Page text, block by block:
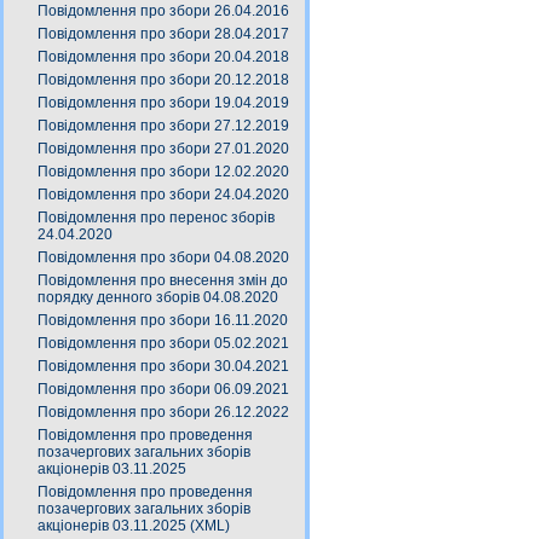
Повідомлення про збори 26.04.2016
Повідомлення про збори 28.04.2017
Повідомлення про збори 20.04.2018
Повідомлення про збори 20.12.2018
Повідомлення про збори 19.04.2019
Повідомлення про збори 27.12.2019
Повідомлення про збори 27.01.2020
Повідомлення про збори 12.02.2020
Повідомлення про збори 24.04.2020
Повідомлення про перенос зборів
24.04.2020
Повідомлення про збори 04.08.2020
Повідомлення про внесення змін до
порядку денного зборів 04.08.2020
Повідомлення про збори 16.11.2020
Повідомлення про збори 05.02.2021
Повідомлення про збори 30.04.2021
Повідомлення про збори 06.09.2021
Повідомлення про збори 26.12.2022
Повідомлення про проведення
позачергових загальних зборів
акціонерів 03.11.2025
Повідомлення про проведення
позачергових загальних зборів
акціонерів 03.11.2025 (XML)